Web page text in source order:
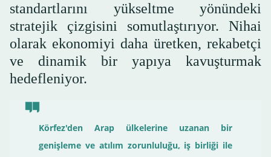
standartlarını yükseltme yönündeki
stratejik çizgisini somutlaştırıyor. Nihai
olarak ekonomiyi daha üretken, rekabetçi
ve dinamik bir yapıya kavuşturmak
hedefleniyor.
Körfez'den Arap ülkelerine uzanan bir
genişleme ve atılım zorunluluğu, iş birliği ile